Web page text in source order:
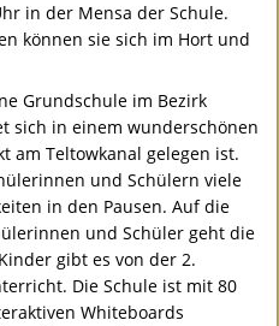
in der Mensa der Schule.
können sie sich im Hort und
Grundschule im Bezirk
sich in einem wunderschönen
am Teltowkanal gelegen ist.
und Schülern viele
in den Pausen. Auf die
und Schüler geht die
gibt es von der 2.
Die Schule ist mit 80
Whiteboards